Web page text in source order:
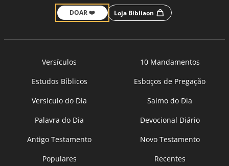
DOAR ❤️ Loja Bíbliaon
Versículos
10 Mandamentos
Estudos Bíblicos
Esboços de Pregação
Versículo do Dia
Salmo do Dia
Palavra do Dia
Devocional Diário
Antigo Testamento
Novo Testamento
Populares
Recentes